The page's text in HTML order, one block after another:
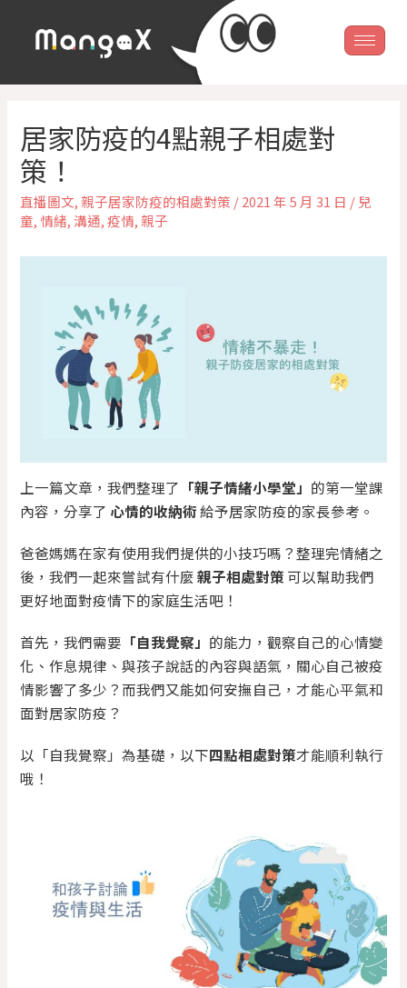
居家防疫的4點親子相處對
策！
直播圖文,親子居家防疫的相處對策 /2021 年 5 月 31 日 / 兒
童, 情緒,溝通,疫情,親子
上一篇文章，我們整理了 「親子情緒小學堂」 的第一堂課
內容，分享了 心情的收納術給予居家防疫的家長參考。
爸爸媽媽在家有使用我們提供的小技巧嗎？整理完情緒之
後，我們一起來嘗試有什麼親子相處對策 可以幫助我們
更好地面對疫情下的家庭生活吧！
首先，我們需要 「自我覺察」 的能力，觀察自己的心情變
化、作息規律、與孩子說話的內容與語氣，關心自己被疫
情影響了多少？而我們又能如何安撫自己，才能心平氣和
面對居家防疫？
以「自我覺察」為基礎，以下四點相處對策才能順利執行
哦！